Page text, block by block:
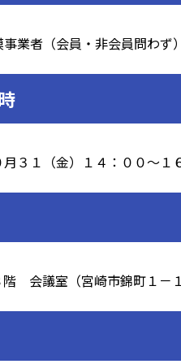
業者（会員・非会員問わず）
３１（金）１４：００～１
会議室（宮崎市錦町１－１